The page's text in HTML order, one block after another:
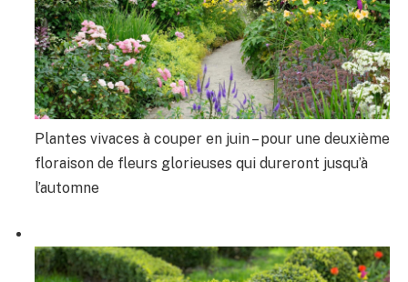
Plantes vivaces à couper en juin – pour une deuxième
floraison de fleurs glorieuses qui dureront jusqu’à
l’automne